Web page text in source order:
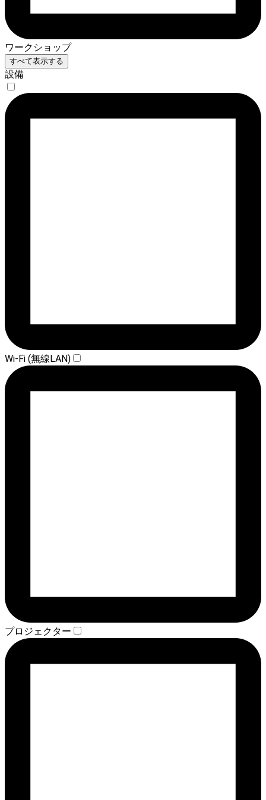
ワークショップ
すべて表示する
設備
Wi-Fi (無線LAN)
プロジェクター